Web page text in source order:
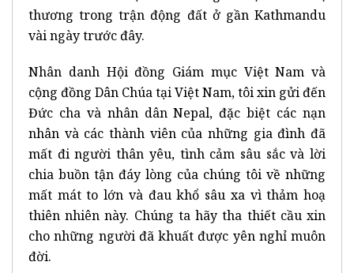
thương trong trận động đất ở gần Kathmandu
vài ngày trước đây.
Nhân danh Hội đồng Giám mục Việt Nam và
cộng đồng Dân Chúa tại Việt Nam, tôi xin gửi đến
Đức cha và nhân dân Nepal, đặc biệt các nạn
nhân và các thành viên của những gia đình đã
mất đi người thân yêu, tình cảm sâu sắc và lời
chia buồn tận đáy lòng của chúng tôi về những
mất mát to lớn và đau khổ sâu xa vì thảm hoạ
thiên nhiên này. Chúng ta hãy tha thiết cầu xin
cho những người đã khuất được yên nghỉ muôn
đời.